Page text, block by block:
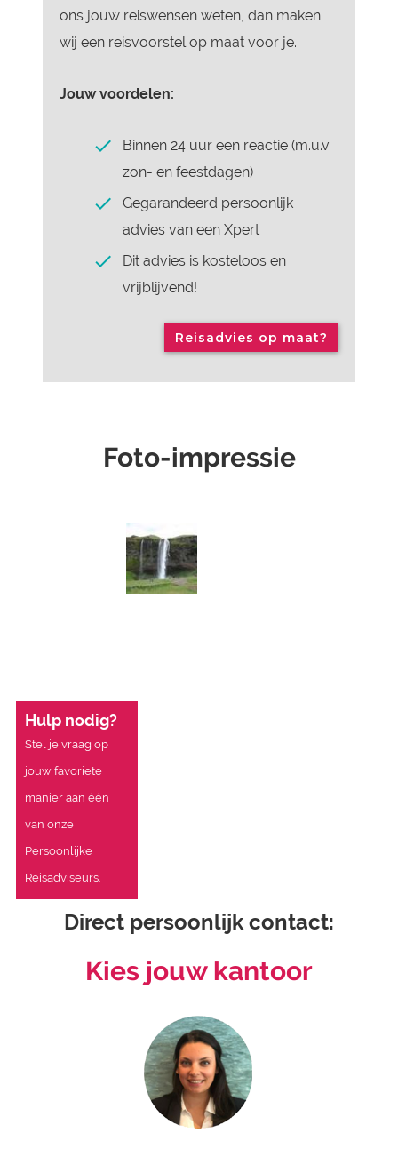
ons jouw reiswensen weten, dan maken
wij een reisvoorstel op maat voor je.
Jouw voordelen:
Binnen 24 uur een reactie (m.u.v.
zon- en feestdagen)
Gegarandeerd persoonlijk
advies van een Xpert
Dit advies is kosteloos en
vrijblijvend!
Reisadvies op maat?
Foto-impressie
Hulp nodig?
Stel je vraag op
jouw favoriete
manier aan één
van onze
Persoonlijke
Reisadviseurs.
Direct persoonlijk contact:
Kies jouw kantoor